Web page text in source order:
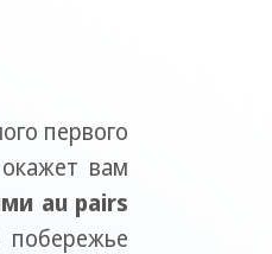
первого
вам
au pairs